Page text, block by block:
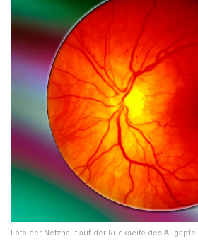
Foto der Netzhaut auf der Rückseite des